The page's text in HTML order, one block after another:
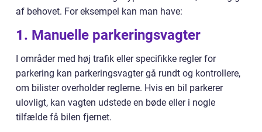
af behovet. For eksempel kan man have:
1. Manuelle parkeringsvagter
I områder med høj trafik eller specifikke regler for
parkering kan parkeringsvagter gå rundt og kontrollere,
om bilister overholder reglerne. Hvis en bil parkerer
ulovligt, kan vagten udstede en bøde eller i nogle
tilfælde få bilen fjernet.